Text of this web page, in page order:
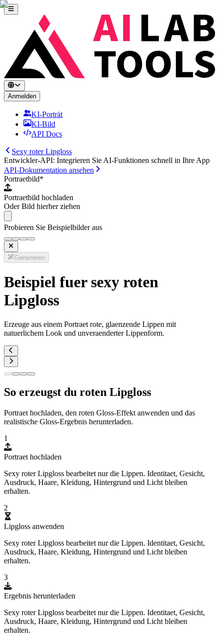
Anmelden
KI-Porträt
KI-Bild
API Docs
Sexy roter Lipgloss
Entwickler-API: Integrieren Sie AI-Funktionen schnell in Ihre App
API-Dokumentation ansehen
Portraetbild*
Portraetbild hochladen
Oder Bild hierher ziehen
Probieren Sie Beispielbilder aus
Generieren
Beispiel fuer sexy roten
Lipgloss
Erzeuge aus einem Portraet rote, glaenzende Lippen mit
natuerlichem Look und unveraenderter Lippenform.
So erzeugst du roten Lipgloss
Portraet hochladen, den roten Gloss-Effekt anwenden und das
realistische Gloss-Ergebnis herunterladen.
1
Portraet hochladen
Sexy roter Lipgloss bearbeitet nur die Lippen. Identitaet, Gesicht,
Ausdruck, Haare, Kleidung, Hintergrund und Licht bleiben
erhalten.
2
Lipgloss anwenden
Sexy roter Lipgloss bearbeitet nur die Lippen. Identitaet, Gesicht,
Ausdruck, Haare, Kleidung, Hintergrund und Licht bleiben
erhalten.
3
Ergebnis herunterladen
Sexy roter Lipgloss bearbeitet nur die Lippen. Identitaet, Gesicht,
Ausdruck, Haare, Kleidung, Hintergrund und Licht bleiben
erhalten.